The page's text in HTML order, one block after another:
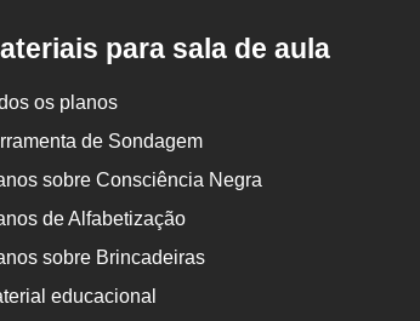
para sala de aula
os planos
de Sondagem
sobre Consciência Negra
de Alfabetização
sobre Brincadeiras
educacional